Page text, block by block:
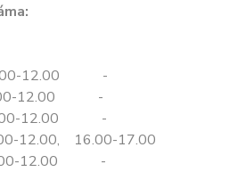
12.00 -
12.00 -
12.00 -
16.00-17.00
12.00 -